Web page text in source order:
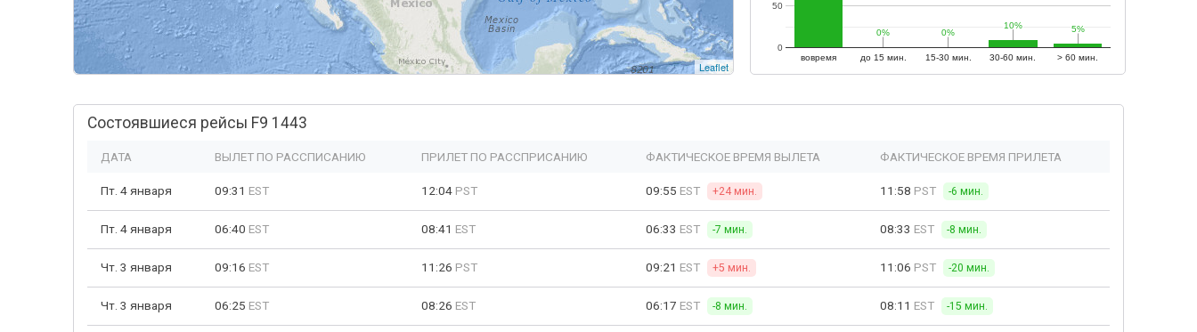
Leaflet
вовремя до 15 мин. 15-30 мин. 30-60 мин. > 60 мин.
0
50
0%
0% 0%
0%
10%
10% 5%
5%
Состоявшиеся рейсы F9 1443
ДАТА ВЫЛЕТ ПО РАССПИСАНИЮ ПРИЛЕТ ПО РАССПРИСАНИЮ ФАКТИЧЕСКОЕ ВРЕМЯ ВЫЛЕТА ФАКТИЧЕСКОЕ ВРЕМЯ ПРИЛЕТА
Пт. 4 января 09:31 EST 12:04 PST 09:55 EST +24 мин. 11:58 PST -6 мин.
Пт. 4 января 06:40 EST 08:41 EST 06:33 EST -7 мин. 08:33 EST -8 мин.
Чт. 3 января 09:16 EST 11:26 PST 09:21 EST +5 мин. 11:06 PST -20 мин.
Чт. 3 января 06:25 EST 08:26 EST 06:17 EST -8 мин. 08:11 EST -15 мин.